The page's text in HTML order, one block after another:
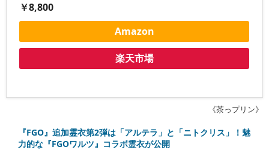
￥8,800
Amazon
楽天市場
《茶っプリン》
『FGO』追加霊衣第2弾は「アルテラ」と「ニトクリス」！魅
力的な『FGOワルツ』コラボ霊衣が公開